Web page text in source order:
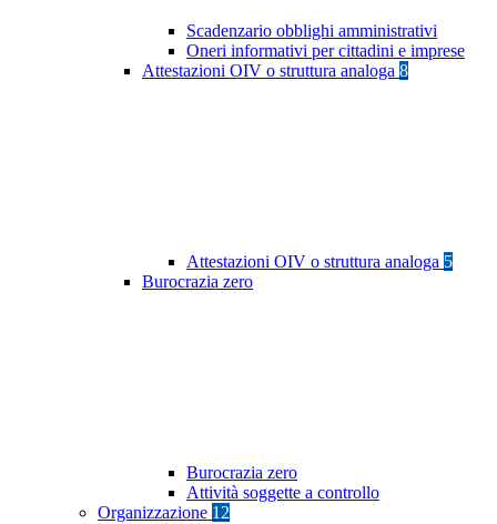
Scadenzario obblighi amministrativi
Oneri informativi per cittadini e imprese
Attestazioni OIV o struttura analoga 8
Attestazioni OIV o struttura analoga 5
Burocrazia zero
Burocrazia zero
Attività soggette a controllo
Organizzazione 12